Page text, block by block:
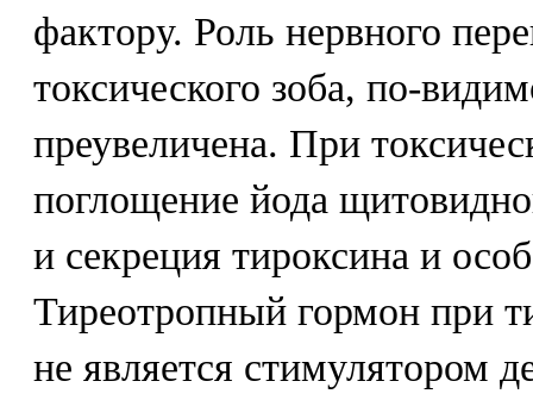
фактору. Роль нервного
токсического зоба, по-
преувеличена. При
поглощение йода
и секреция тироксина и
Тиреотропный гормон при
не является стимулятором